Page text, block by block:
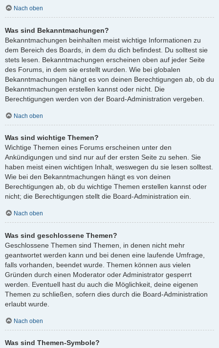
Nach oben
Was sind Bekanntmachungen?
Bekanntmachungen beinhalten meist wichtige Informationen zu
dem Bereich des Boards, in dem du dich befindest. Du solltest sie
stets lesen. Bekanntmachungen erscheinen oben auf jeder Seite
des Forums, in dem sie erstellt wurden. Wie bei globalen
Bekanntmachungen hängt es von deinen Berechtigungen ab, ob du
Bekanntmachungen erstellen kannst oder nicht. Die
Berechtigungen werden von der Board-Administration vergeben.
Nach oben
Was sind wichtige Themen?
Wichtige Themen eines Forums erscheinen unter den
Ankündigungen und sind nur auf der ersten Seite zu sehen. Sie
haben meist einen wichtigen Inhalt, weswegen du sie lesen solltest.
Wie bei den Bekanntmachungen hängt es von deinen
Berechtigungen ab, ob du wichtige Themen erstellen kannst oder
nicht; die Berechtigungen stellt die Board-Administration ein.
Nach oben
Was sind geschlossene Themen?
Geschlossene Themen sind Themen, in denen nicht mehr
geantwortet werden kann und bei denen eine laufende Umfrage,
falls vorhanden, beendet wurde. Themen können aus vielen
Gründen durch einen Moderator oder Administrator gesperrt
werden. Eventuell hast du auch die Möglichkeit, deine eigenen
Themen zu schließen, sofern dies durch die Board-Administration
erlaubt wurde.
Nach oben
Was sind Themen-Symbole?